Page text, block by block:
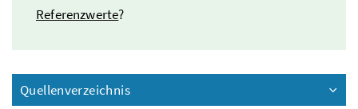
Referenzwerte?
Quellenverzeichnis